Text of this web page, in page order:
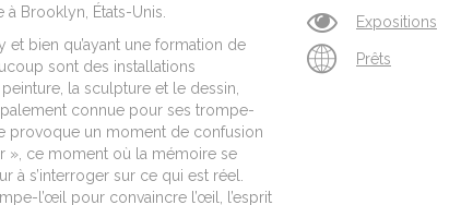
à Brooklyn, États-Unis
et bien qu’ayant une formation de
sont des installations
la sculpture et le dessin,
connue pour ses trompe-
provoque un moment de confusion
», ce moment où la mémoire se
à s’interroger sur ce qui est réel.
l’œil pour convaincre l’œil, l’esprit
Expositions
Prêts